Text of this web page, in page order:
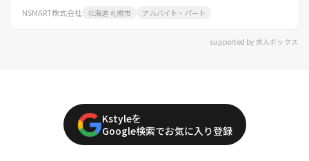
NSMART株式会社 北海道 札幌市 アルバイト・パート
supported by 求人ボックス
Kstyleを
Google検索でお気に入り登録